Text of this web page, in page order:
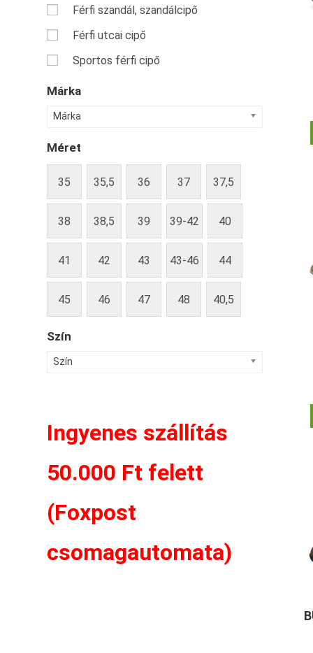
Férfi szandál, szandálcipő
Férfi utcai cipő
Sportos férfi cipő
Márka
Márka
Méret
35 35,5 36 37 37,5
38 38,5 39 39-42 40
41 42 43 43-46 44
45 46 47 48 40,5
Szín
Szín
Ingyenes szállítás
50.000 Ft felett
(Foxpost
csomagautomata)